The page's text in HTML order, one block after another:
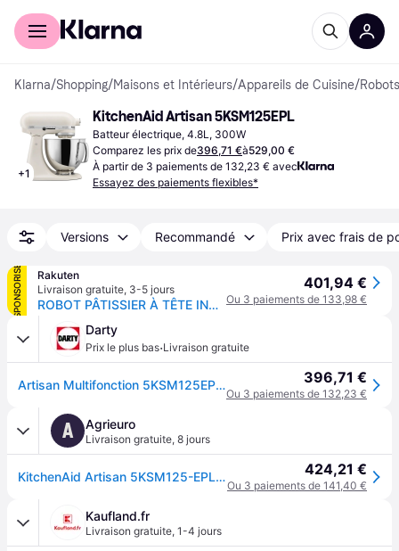
Acheter avec Klarna
Klarna/Shopping/Maisons et Intérieurs/Appareils de Cuisine/
+1
KitchenAid Artisan 5KSM125EPL
Batteur électrique, 4.8L, 300W
Comparez les prix de396,71 €à529,00 €
À partir de 3 paiements de 132,23 € avec
Essayez des paiements flexibles*
Versions Recommandé Prix avec frais de
SPONSORISÉ
Rakuten
Livraison gratuite, 3-5 jours
ROBOT PÂTISSIER À TÊTE INCLINABLE 4,8L - KitchenAid ARTISAN 5KSM125EPL - Porcelain
401,94 €
Ou 3 paiements de 133,98 €
Darty
Prix le plus bas·Livraison gratuite
Artisan Multifonction 5KSM125EPL 300 W Blanc Porcelaine 396,71 €
Ou 3 paiements de 132,23 €
A Agrieuro
Livraison gratuite, 8 jours
KitchenAid Artisan 5KSM125-EPL Porcelain White - Batteur mélangeur planétaire avec tête relevable 424,21 €
Ou 3 paiements de 141,40 €
Kaufland.fr
Livraison gratuite, 1-4 jours